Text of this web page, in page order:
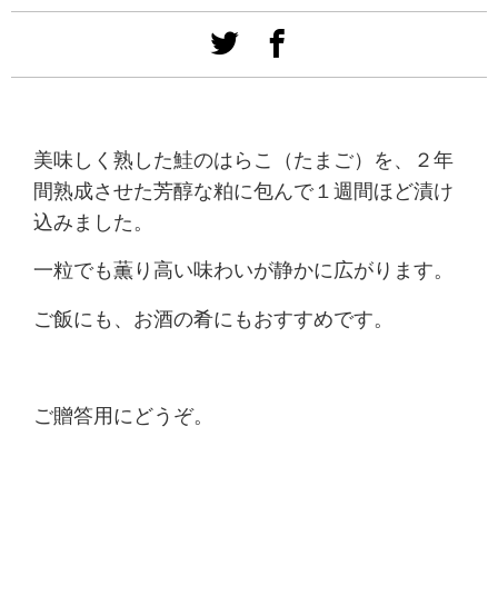
美味しく熟した鮭のはらこ（たまご）を、２年
間熟成させた芳醇な粕に包んで１週間ほど漬け
込みました。
一粒でも薫り高い味わいが静かに広がります。
ご飯にも、お酒の肴にもおすすめです。
ご贈答用にどうぞ。